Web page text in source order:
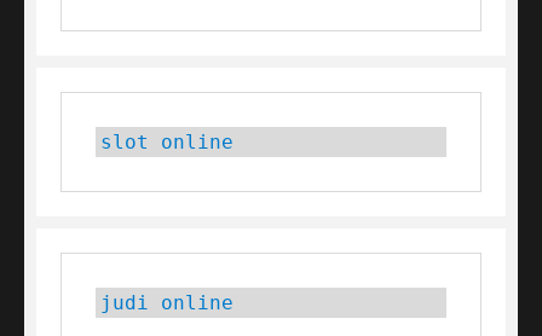
slot online
judi online